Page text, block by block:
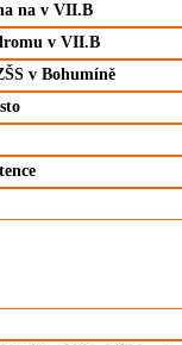
na v VII.B
v VII.B
v Bohumíně